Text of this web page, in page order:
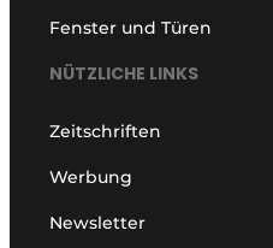
Fenster und Türen
NÜTZLICHE LINKS
Zeitschriften
Werbung
Newsletter